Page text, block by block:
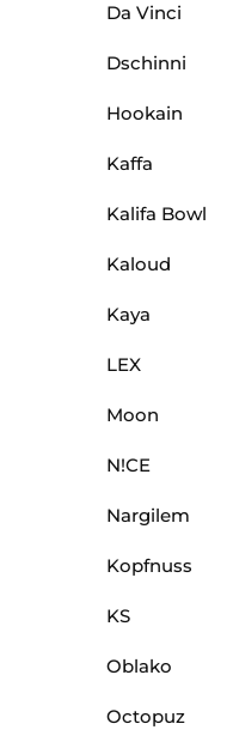
Da Vinci
Dschinni
Hookain
Kaffa
Kalifa Bowl
Kaloud
Kaya
LEX
Moon
N!CE
Nargilem
Kopfnuss
KS
Oblako
Octopuz